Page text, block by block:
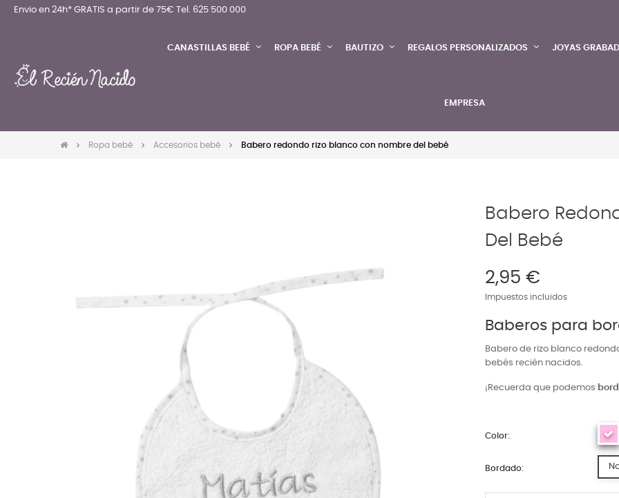
Envio en 24h* GRATIS a partir de 75€ Tel. 625 500 000
CANASTILLAS BEBÉ ROPA BEBÉ BAUTIZO REGALOS PERSONALIZADOS JOYAS
EMPRESA
Ropa bebé Accesorios bebé Babero redondo rizo blanco con nombre del bebé
Babero
Del Bebé
2,95 €
Impuestos incluidos
Baberos para
Babero de rizo blanco
bebés recién nacidos.
¡Recuerda que podemos
Color:
Bordado: